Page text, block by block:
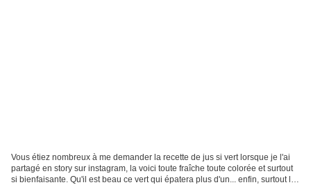
Vous étiez nombreux à me demander la recette de jus si vert lorsque je l'ai
partagé en story sur instagram, la voici toute fraîche toute colorée et surtout
si bienfaisante. Qu'il est beau ce vert qui épatera plus d'un... enfin, surtout les